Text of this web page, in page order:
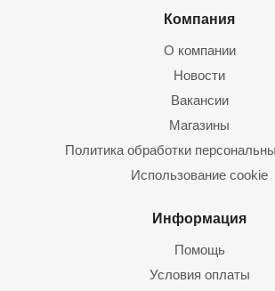
Компания
О компании
Новости
Вакансии
Магазины
Политика обработки
Использование cookie
Информация
Помощь
Условия оплаты